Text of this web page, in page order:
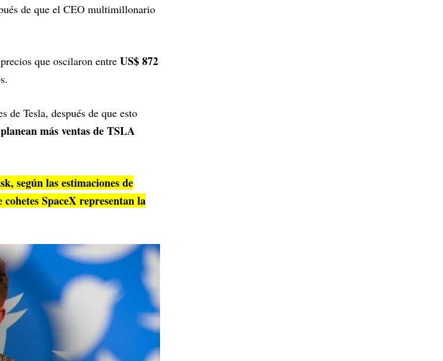
de que el CEO multimillonario
que oscilaron entre US$ 872
de Tesla, después de que esto
más ventas de TSLA
según las estimaciones de
SpaceX representan la